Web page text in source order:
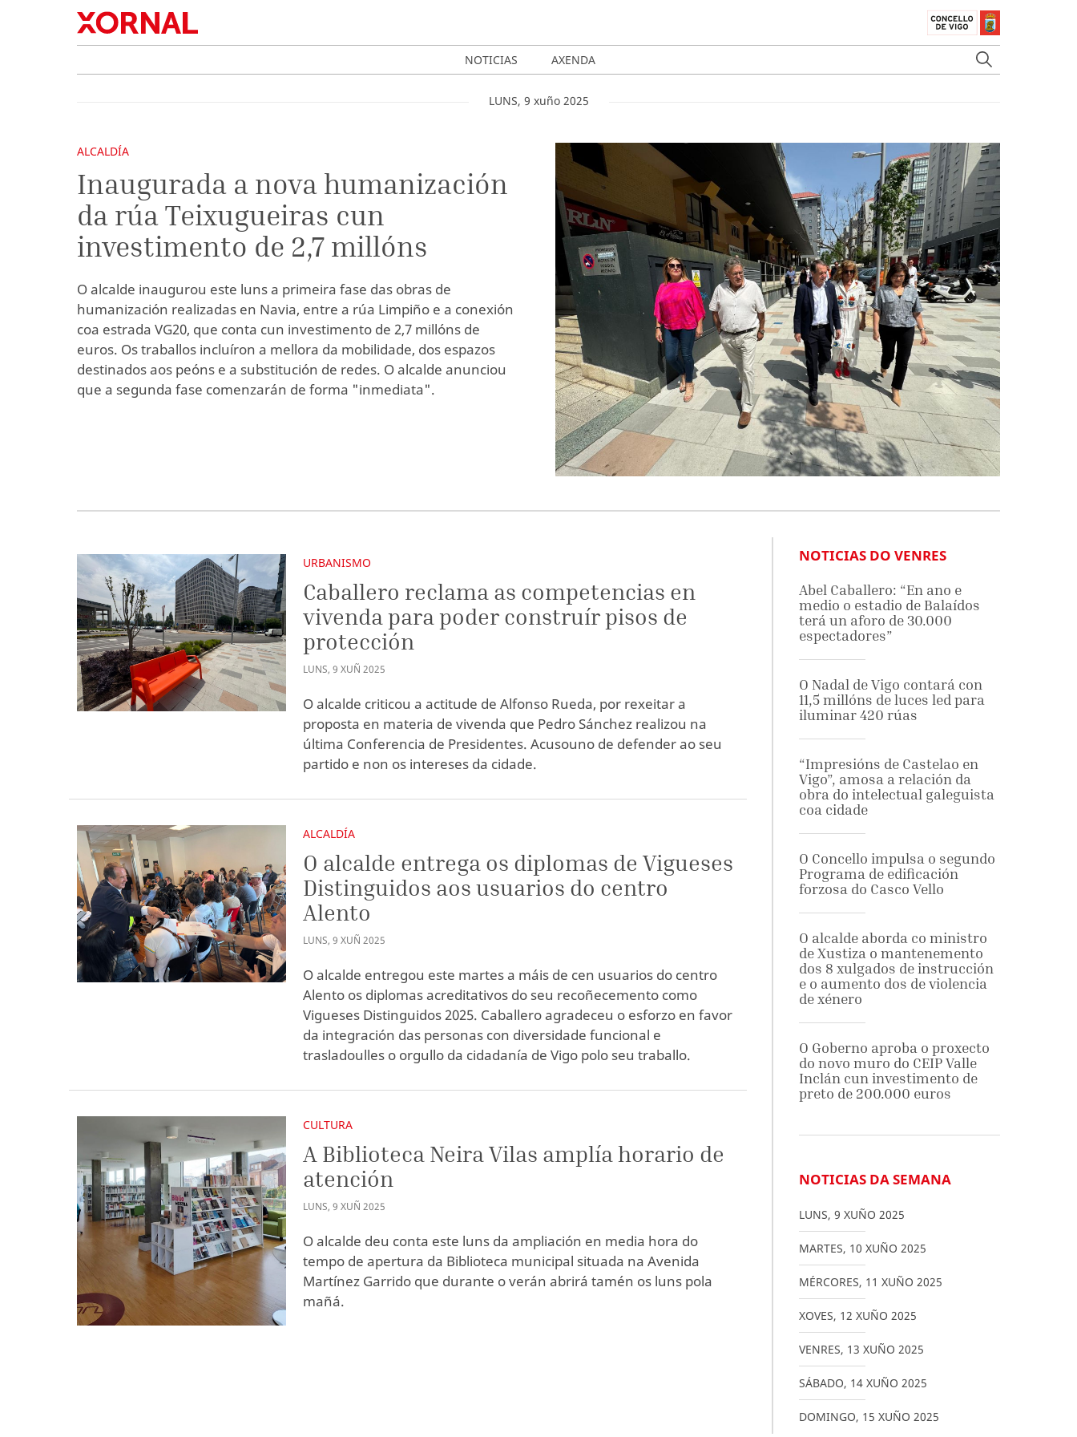
NOTICIAS AXENDA
LUNS, 9 xuño 2025
ALCALDÍA
Inaugurada a nova humanización
da rúa Teixugueiras cun
investimento de 2,7 millóns
O alcalde inaugurou este luns a primeira fase das obras de
humanización realizadas en Navia, entre a rúa Limpiño e a conexión
coa estrada VG20, que conta cun investimento de 2,7 millóns de
euros. Os traballos incluíron a mellora da mobilidade, dos espazos
destinados aos peóns e a substitución de redes. O alcalde anunciou
que a segunda fase comenzarán de forma "inmediata".
URBANISMO
Caballero reclama as competencias en
vivenda para poder construír pisos de
protección
LUNS,9 XUÑ 2025
O alcalde criticou a actitude de Alfonso Rueda, por rexeitar a
proposta en materia de vivenda que Pedro Sánchez realizou na
última Conferencia de Presidentes. Acusouno de defender ao seu
partido e non os intereses da cidade.
ALCALDÍA
O alcalde entrega os diplomas de Vigueses
Distinguidos aos usuarios do centro
Alento
LUNS,9 XUÑ 2025
O alcalde entregou este martes a máis de cen usuarios do centro
Alento os diplomas acreditativos do seu recoñecemento como
Vigueses Distinguidos 2025. Caballero agradeceu o esforzo en favor
da integración das personas con diversidade funcional e
trasladoulles o orgullo da cidadanía de Vigo polo seu traballo.
CULTURA
A Biblioteca Neira Vilas amplía horario de
atención
LUNS,9 XUÑ 2025
O alcalde deu conta este luns da ampliación en media hora do
tempo de apertura da Biblioteca municipal situada na Avenida
Martínez Garrido que durante o verán abrirá tamén os luns pola
mañá.
NOTICIAS DO VENRES
Abel Caballero: “En ano e
medio o estadio de Balaídos
terá un aforo de 30.000
espectadores”
O Nadal de Vigo contará con
11,5 millóns de luces led para
iluminar 420 rúas
“Impresións de Castelao en
Vigo”, amosa a relación da
obra do intelectual galeguista
coa cidade
O Concello impulsa o segundo
Programa de edificación
forzosa do Casco Vello
O alcalde aborda co ministro
de Xustiza o mantenemento
dos 8 xulgados de instrucción
e o aumento dos de violencia
de xénero
O Goberno aproba o proxecto
do novo muro do CEIP Valle
Inclán cun investimento de
preto de 200.000 euros
NOTICIAS DA SEMANA
LUNS, 9 XUÑO 2025
MARTES, 10 XUÑO 2025
MÉRCORES, 11 XUÑO 2025
XOVES, 12 XUÑO 2025
VENRES, 13 XUÑO 2025
SÁBADO, 14 XUÑO 2025
DOMINGO, 15 XUÑO 2025